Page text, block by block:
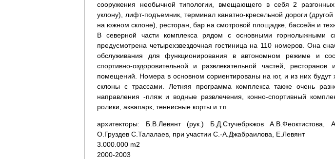
сооружения необычной типологии, вмещающего в себя 2
уклону), лифт-подъемник, терминал канатно-кресельной дороги
на южном склоне), ресторан, бар на смотровой площадке, бассейн и
В северной части комплекса рядом с основными горнолыжными
предусмотрена четырехзвездочная гостиница на 110 номеров. Она
обслуживания для функционирования в автономном режиме и
спортивно-оздоровительной и развлекательной частей, ресторанов
помещений. Номера в основном сориентированы на юг, и из них
склоны с трассами. Летняя программа комплекса также очень
направления -пляж и водные развлечения, конно-спортивный
ролики, аквапарк, теннисные корты и т.п.
архитекторы: Б.В.Левянт (рук.) Б.Д.Стучебркжов А.В.Феоктистова,
О.Груздев С.Талалаев, при участии С.-А.Джабраилова, Е.Левянт
3.000.000 m2
2000-2003